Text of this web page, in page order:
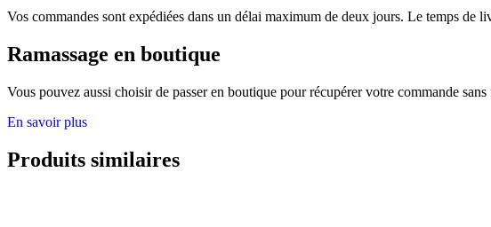
Vos commandes sont expédiées dans un délai maximum de deux jours. Le temps de
Ramassage en boutique
Vous pouvez aussi choisir de passer en boutique pour récupérer votre commande
En savoir plus
Produits similaires